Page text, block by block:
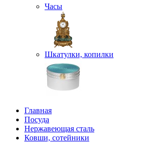
Часы
Шкатулки, копилки
Главная
Посуда
Нержавеющая сталь
Ковши, сотейники